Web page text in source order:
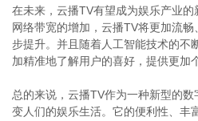
在未来，云播TV有望成为娱乐产业
网络带宽的增加，云播TV将更加流
步提升。并且随着人工智能技术的不
加精准地了解用户的喜好，提供更加
总的来说，云播TV作为一种新型的
变人们的娱乐生活。它的便利性、丰